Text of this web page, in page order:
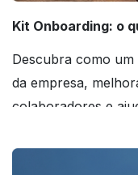
Kit Onboarding: o
Descubra como
da empresa,
colaboradores e